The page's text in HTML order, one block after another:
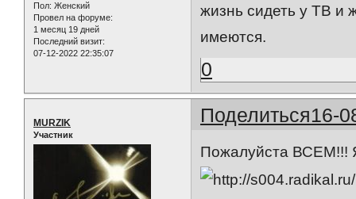
Пол: Женский
Провел на форуме:
1 месяц 19 дней
Последний визит:
07-12-2022 22:35:07
жизнь сидеть у ТВ и
имеются.
0
Поделиться16-
MURZIK
Участник
Пожалуйста ВСЕМ!!!